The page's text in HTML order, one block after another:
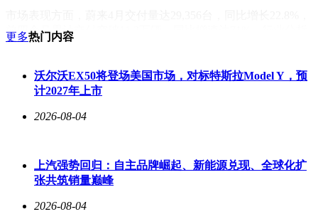
前四个月累计交付突破11.2万辆，同比增速达71%。行业分析
师指出，ES9的上市将进一步强化蔚来在50万元以上高端SUV
品牌市场份额持续提升。
更多热门内容
沃尔沃EX50将登场美国市场，对标特斯拉Model Y，预
计2027年上市
2026-08-04
上汽强势回归：自主品牌崛起、新能源兑现、全球化扩
张共筑销量巅峰
2026-08-04